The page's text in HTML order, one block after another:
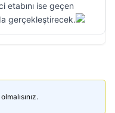
etabını ise geçen
gerçekleştirecek.